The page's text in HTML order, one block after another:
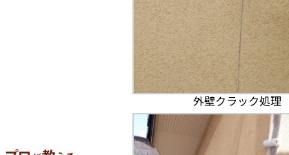
外壁クラック処理